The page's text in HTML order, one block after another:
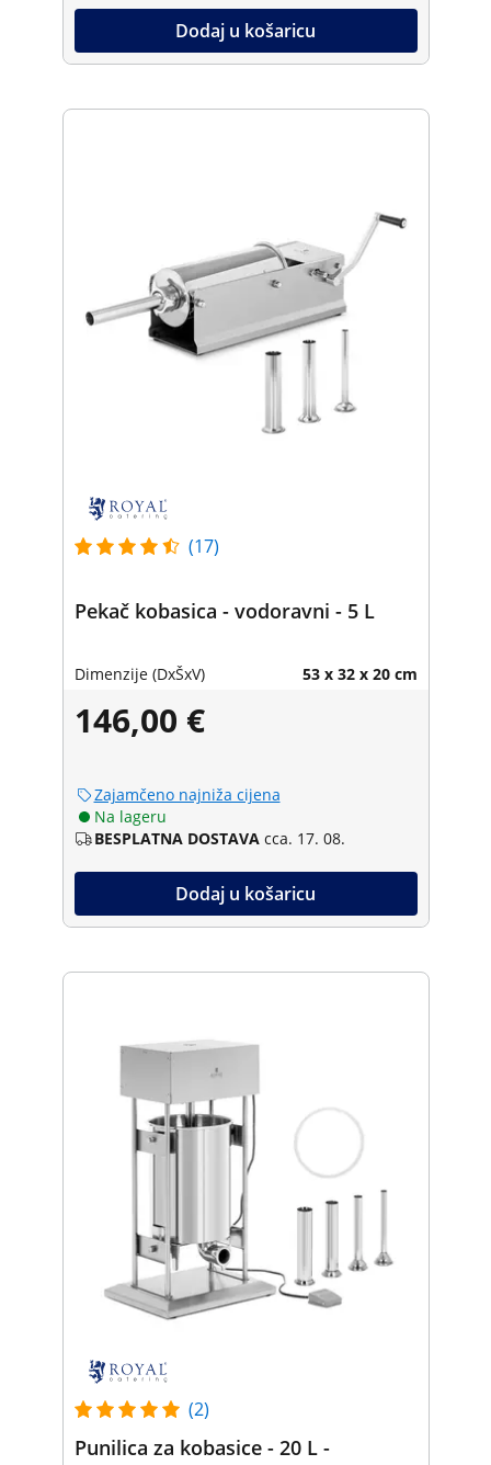
Dodaj u košaricu
(17)
Pekač kobasica - vodoravni - 5 L
Dimenzije (DxŠxV) 53 x 32 x 20 cm
146,00 €
Zajamčeno najniža cijena
Na lageru
BESPLATNA DOSTAVA cca. 17. 08.
Dodaj u košaricu
(2)
Punilica za kobasice - 20 L -